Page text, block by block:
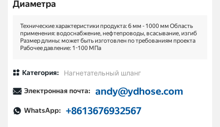
Диаметра
Технические характеристики продукта: 6 мм - 1000 мм Область
применения: водоснабжение, нефтепроводы, всасывание, изгиб
Размер длины: может быть изготовлен по требованиям проекта
Рабочее давление: 1-100 МПа
Категория: Нагнетательный шланг
Электронная почта: andy@ydhose.com
WhatsApp: +8613676932567